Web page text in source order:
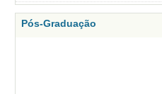
Pós-Graduação